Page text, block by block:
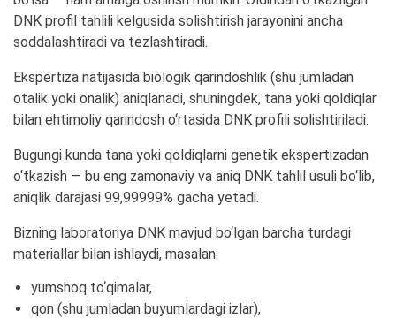
DNK profil tahlili kelgusida solishtirish jarayonini ancha
soddalashtiradi va tezlashtiradi.
Ekspertiza natijasida biologik qarindoshlik (shu jumladan
otalik yoki onalik) aniqlanadi, shuningdek, tana yoki qoldiqlar
bilan ehtimoliy qarindosh o‘rtasida DNK profili solishtiriladi.
Bugungi kunda tana yoki qoldiqlarni genetik ekspertizadan
o‘tkazish — bu eng zamonaviy va aniq DNK tahlil usuli bo‘lib,
aniqlik darajasi 99,99999% gacha yetadi.
Bizning laboratoriya DNK mavjud bo‘lgan barcha turdagi
materiallar bilan ishlaydi, masalan:
yumshoq to‘qimalar,
qon (shu jumladan buyumlardagi izlar),